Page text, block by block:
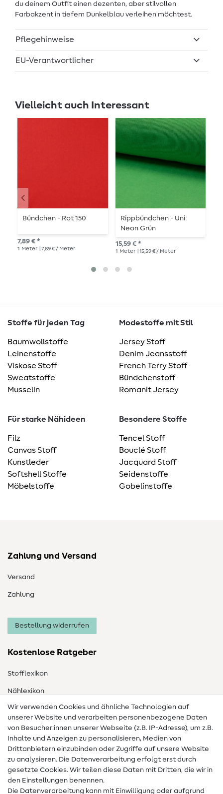
du deinem Outfit einen dezenten, aber stilvollen
Farbakzent in tiefem Dunkelblau verleihen möchtest.
Pflegehinweise
EU-Verantwortlicher
Vielleicht auch Interessant
Bündchen - Rot 150
7,89 € *
1 Meter | 7,89 € / Meter
Rippbündchen - Uni
Neon Grün
15,59 € *
1 Meter | 15,59 € / Meter
Stoffe für jeden Tag
Baumwollstoffe
Leinenstoffe
Viskose Stoff
Sweatstoffe
Musselin
Modestoffe mit Stil
Jersey Stoff
Denim Jeansstoff
French Terry Stoff
Bündchenstoff
Romanit Jersey
Für starke Nähideen
Filz
Canvas Stoff
Kunstleder
Softshell Stoffe
Möbelstoffe
Besondere Stoffe
Tencel Stoff
Bouclé Stoff
Jacquard Stoff
Seidenstoffe
Gobelinstoffe
Zahlung und Versand
Versand
Zahlung
Bestellung widerrufen
Kostenlose Ratgeber
Stofflexikon
Nählexikon
Nähanleitungen
Hilfe & Kontakt
Kontakt
Infos zum Betreiberwechsel
Wir verwenden Cookies und ähnliche Technologien auf
unserer Website und verarbeiten personenbezogene Daten
von Besucher:innen unserer Webseite (z.B. IP-Adresse), um z.B.
Inhalte und Anzeigen zu personalisieren, Medien von
Drittanbietern einzubinden oder Zugriffe auf unsere Website
zu analysieren. Die Datenverarbeitung erfolgt erst durch
gesetzte Cookies. Wir teilen diese Daten mit Dritten, die wir in
den Einstellungen benennen.
Die Datenverarbeitung kann mit Einwilligung oder aufgrund